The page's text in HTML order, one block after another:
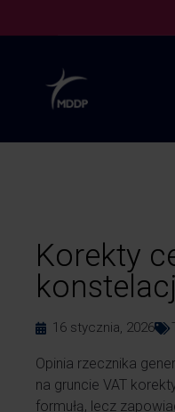
Korekty
16 stycznia, 2026
Opinia rzecznika
na gruncie VAT
formułą, lecz